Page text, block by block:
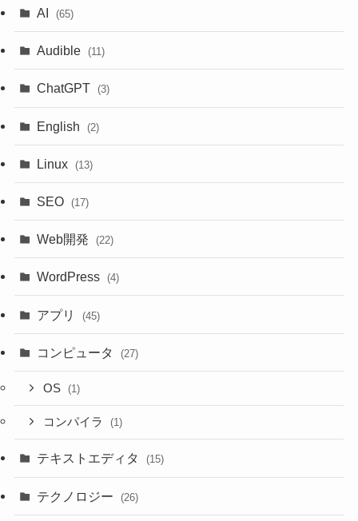
AI (65)
Audible (11)
ChatGPT (3)
English (2)
Linux (13)
SEO (17)
Web開発 (22)
WordPress (4)
アプリ (45)
コンピュータ (27)
OS (1)
コンパイラ (1)
テキストエディタ (15)
テクノロジー (26)